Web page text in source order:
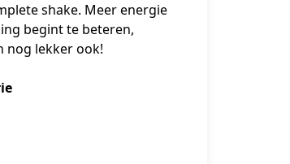
shake. Meer energie
begint te beteren,
nog lekker ook!